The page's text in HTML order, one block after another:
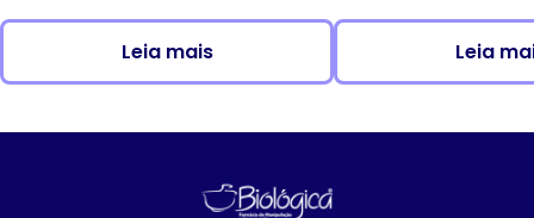
Leia mais Leia